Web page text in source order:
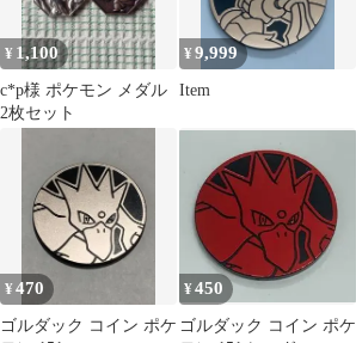
¥ 1,100
c*p様 ポケモン メダル
2枚セット
¥9,999
Item
¥470
ゴルダック コイン ポケ
¥450
ゴルダック コイン ポケ